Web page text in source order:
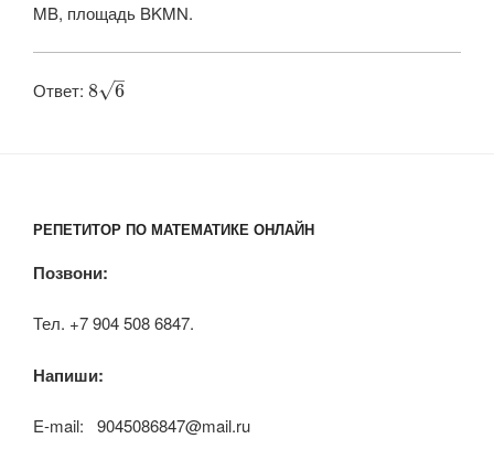
MB, площадь BKMN.
Ответ: ​ 8 6
–
√
РЕПЕТИТОР ПО МАТЕМАТИКЕ ОНЛАЙН
Позвони:
Тел. +7 904 508 6847.
Напиши:
E-mail: 9045086847@mail.ru